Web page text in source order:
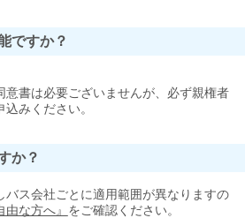
ですか？
意書は必要ございませんが、必ず親権者
みください。
か？
バス会社ごとに適用範囲が異なりますの
由な方へ』 をご確認ください。